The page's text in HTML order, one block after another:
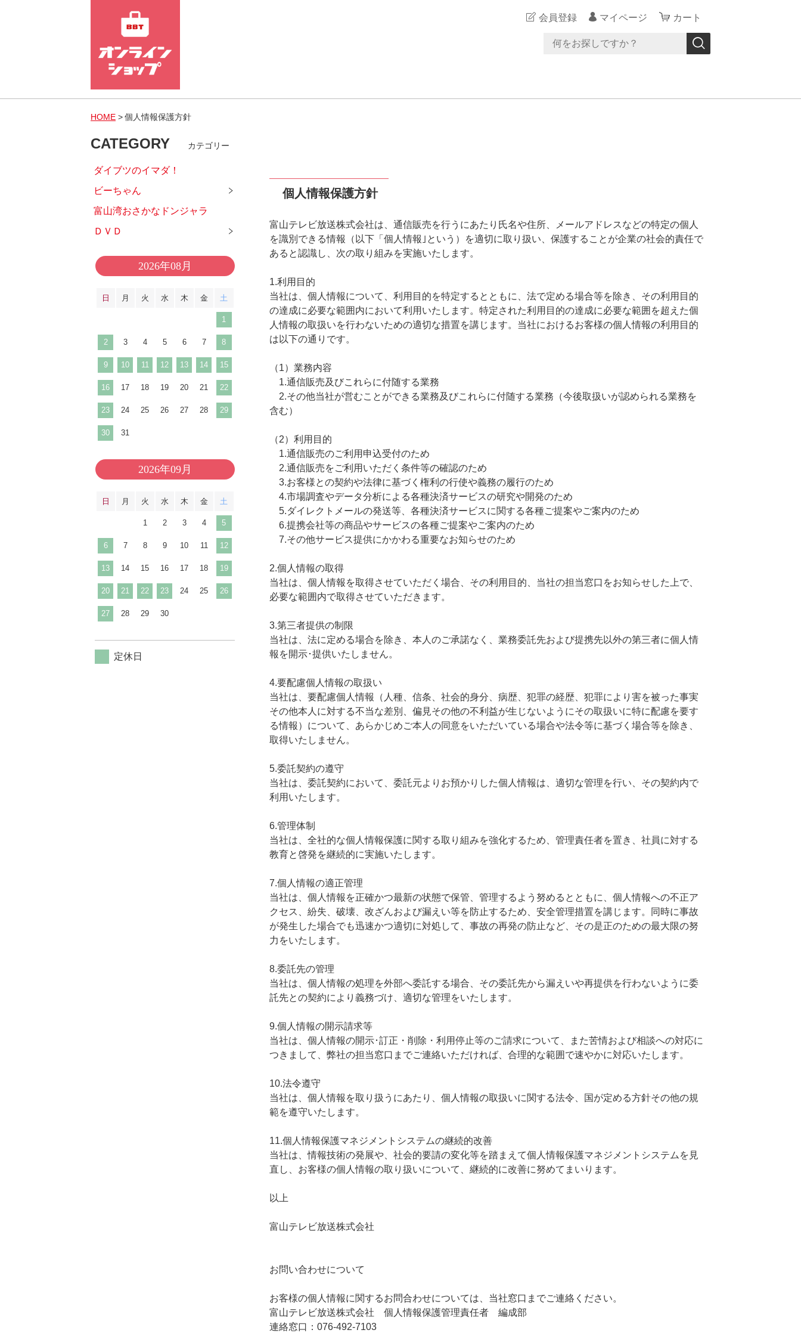
会員登録 マイページ カート
HOME 個人情報保護方針
個人情報保護方針
富山テレビ放送株式会社は、通信販売を行うにあたり氏名や住所、メールアドレスなどの特定の個人
を識別できる情報（以下「個人情報｣という）を適切に取り扱い、保護することが企業の社会的責任で
あると認識し、次の取り組みを実施いたします。
1.利用目的
当社は、個人情報について、利用目的を特定するとともに、法で定める場合等を除き、その利用目的
の達成に必要な範囲内において利用いたします。特定された利用目的の達成に必要な範囲を超えた個
人情報の取扱いを行わないための適切な措置を講じます。当社におけるお客様の個人情報の利用目的
は以下の通りです。
（1）業務内容
1.通信販売及びこれらに付随する業務
2.その他当社が営むことができる業務及びこれらに付随する業務（今後取扱いが認められる業務を
含む）
（2）利用目的
1.通信販売のご利用申込受付のため
2.通信販売をご利用いただく条件等の確認のため
3.お客様との契約や法律に基づく権利の行使や義務の履行のため
4.市場調査やデータ分析による各種決済サービスの研究や開発のため
5.ダイレクトメールの発送等、各種決済サービスに関する各種ご提案やご案内のため
6.提携会社等の商品やサービスの各種ご提案やご案内のため
7.その他サービス提供にかかわる重要なお知らせのため
2.個人情報の取得
当社は、個人情報を取得させていただく場合、その利用目的、当社の担当窓口をお知らせした上で、
必要な範囲内で取得させていただきます。
3.第三者提供の制限
当社は、法に定める場合を除き、本人のご承諾なく、業務委託先および提携先以外の第三者に個人情
報を開示･提供いたしません。
4.要配慮個人情報の取扱い
当社は、要配慮個人情報（人種、信条、社会的身分、病歴、犯罪の経歴、犯罪により害を被った事実
その他本人に対する不当な差別、偏見その他の不利益が生じないようにその取扱いに特に配慮を要す
る情報）について、あらかじめご本人の同意をいただいている場合や法令等に基づく場合等を除き、
取得いたしません。
5.委託契約の遵守
当社は、委託契約において、委託元よりお預かりした個人情報は、適切な管理を行い、その契約内で
利用いたします。
6.管理体制
当社は、全社的な個人情報保護に関する取り組みを強化するため、管理責任者を置き、社員に対する
教育と啓発を継続的に実施いたします。
7.個人情報の適正管理
当社は、個人情報を正確かつ最新の状態で保管、管理するよう努めるとともに、個人情報への不正ア
クセス、紛失、破壊、改ざんおよび漏えい等を防止するため、安全管理措置を講じます。同時に事故
が発生した場合でも迅速かつ適切に対処して、事故の再発の防止など、その是正のための最大限の努
力をいたします。
8.委託先の管理
当社は、個人情報の処理を外部へ委託する場合、その委託先から漏えいや再提供を行わないように委
託先との契約により義務づけ、適切な管理をいたします。
9.個人情報の開示請求等
当社は、個人情報の開示･訂正・削除・利用停止等のご請求について、また苦情および相談への対応に
つきまして、弊社の担当窓口までご連絡いただければ、合理的な範囲で速やかに対応いたします。
10.法令遵守
当社は、個人情報を取り扱うにあたり、個人情報の取扱いに関する法令、国が定める方針その他の規
範を遵守いたします。
11.個人情報保護マネジメントシステムの継続的改善
当社は、情報技術の発展や、社会的要請の変化等を踏まえて個人情報保護マネジメントシステムを見
直し、お客様の個人情報の取り扱いについて、継続的に改善に努めてまいります。
以上
富山テレビ放送株式会社
お問い合わせについて
お客様の個人情報に関するお問合わせについては、当社窓口までご連絡ください。
富山テレビ放送株式会社 個人情報保護管理責任者 編成部
連絡窓口：076-492-7103
CATEGORY カテゴリー
ダイブツのイマダ！
ビーちゃん
富山湾おさかなドンジャラ
ＤＶＤ
2026年08月
日 月 火 水 木 金 土
1
2 3 4 5 6 7 8
9 10 11 12 13 14 15
16 17 18 19 20 21 22
23 24 25 26 27 28 29
30 31
2026年09月
日 月 火 水 木 金 土
1 2 3 4 5
6 7 8 9 10 11 12
13 14 15 16 17 18 19
20 21 22 23 24 25 26
27 28 29 30
定休日